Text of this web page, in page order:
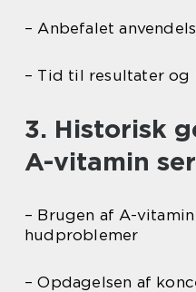
– Anbefalet
– Tid til resultater og
3. Historisk
A-vitamin
– Brugen af A-
hudproblemer
– Opdagelsen af